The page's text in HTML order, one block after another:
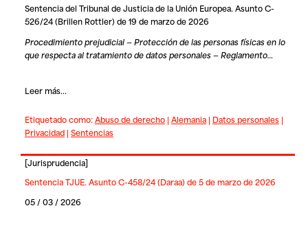
Sentencia del Tribunal de Justicia de la Unión Europea. Asunto C-
526/24 (Brillen Rottler) de 19 de marzo de 2026
Procedimiento prejudicial — Protección de las personas físicas en lo
que respecta al tratamiento de datos personales — Reglamento…
Leer más...
Etiquetado como:Abuso de derecho| Alemania| Datos personales|
Privacidad| Sentencias
[Jurisprudencia]
Sentencia TJUE. Asunto C-458/24 (Daraa) de 5 de marzo de 2026
05 / 03 / 2026